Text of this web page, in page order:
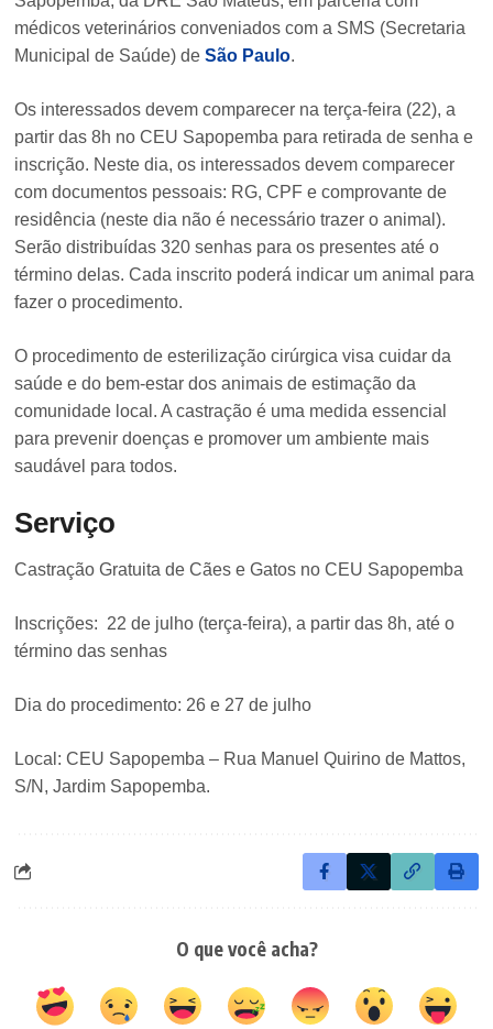
médicos veterinários conveniados com a SMS (Secretaria
Municipal de Saúde) deSão Paulo.
Os interessados devem comparecer na terça-feira (22), a
partir das 8h no CEU Sapopemba para retirada de senha e
inscrição. Neste dia, os interessados devem comparecer
com documentos pessoais: RG, CPF e comprovante de
residência (neste dia não é necessário trazer o animal).
Serão distribuídas 320 senhas para os presentes até o
término delas. Cada inscrito poderá indicar um animal para
fazer o procedimento.
O procedimento de esterilização cirúrgica visa cuidar da
saúde e do bem-estar dos animais de estimação da
comunidade local. A castração é uma medida essencial
para prevenir doenças e promover um ambiente mais
saudável para todos.
Serviço
Castração Gratuita de Cães e Gatos no CEU Sapopemba
Inscrições: 22 de julho (terça-feira), a partir das 8h, até o
término das senhas
Dia do procedimento: 26 e 27 de julho
Local: CEU Sapopemba – Rua Manuel Quirino de Mattos,
S/N, Jardim Sapopemba.
O que você acha?